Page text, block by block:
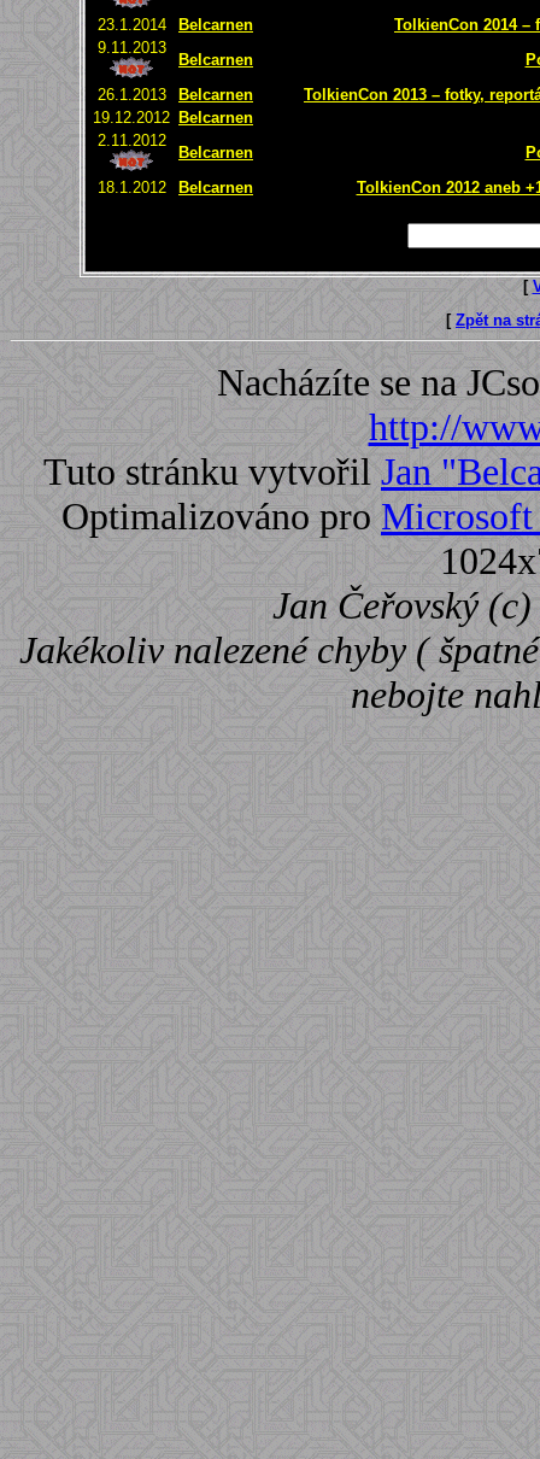
23.1.2014
Belcarnen
TolkienCon 2014 –
9.11.2013
Belcarnen
26.1.2013
Belcarnen
TolkienCon 2013 – fotky,
19.12.2012 Belcarnen
2.11.2012
Belcarnen
18.1.2012
Belcarnen TolkienCon 2012 aneb
[
[ Zpět na
Nacházíte se na
http://
Tuto stránku vytvořil Jan
Optimalizováno pro
Jan Čeřovský
Jakékoliv nalezené chyby (
nebojte